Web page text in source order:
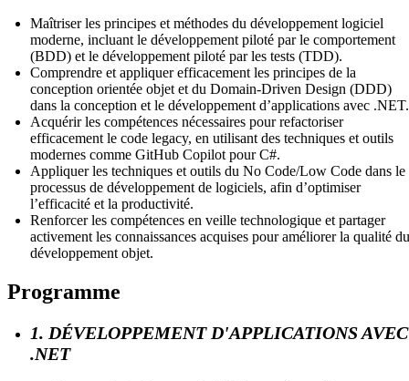
Maîtriser les principes et méthodes du développement logiciel
moderne, incluant le développement piloté par le comportement
(BDD) et le développement piloté par les tests (TDD).
Comprendre et appliquer efficacement les principes de la
conception orientée objet et du Domain-Driven Design (DDD)
dans la conception et le développement d’applications avec .NET.
Acquérir les compétences nécessaires pour refactoriser
efficacement le code legacy, en utilisant des techniques et outils
modernes comme GitHub Copilot pour C#.
Appliquer les techniques et outils du No Code/Low Code dans le
processus de développement de logiciels, afin d’optimiser
l’efficacité et la productivité.
Renforcer les compétences en veille technologique et partager
activement les connaissances acquises pour améliorer la qualité du
développement objet.
Programme
1. DÉVELOPPEMENT D'APPLICATIONS AVEC
.NET